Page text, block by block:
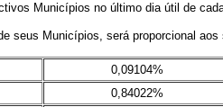
Municípios no último dia útil de
Municípios, será proporcional aos
0,09104%
0,84022%